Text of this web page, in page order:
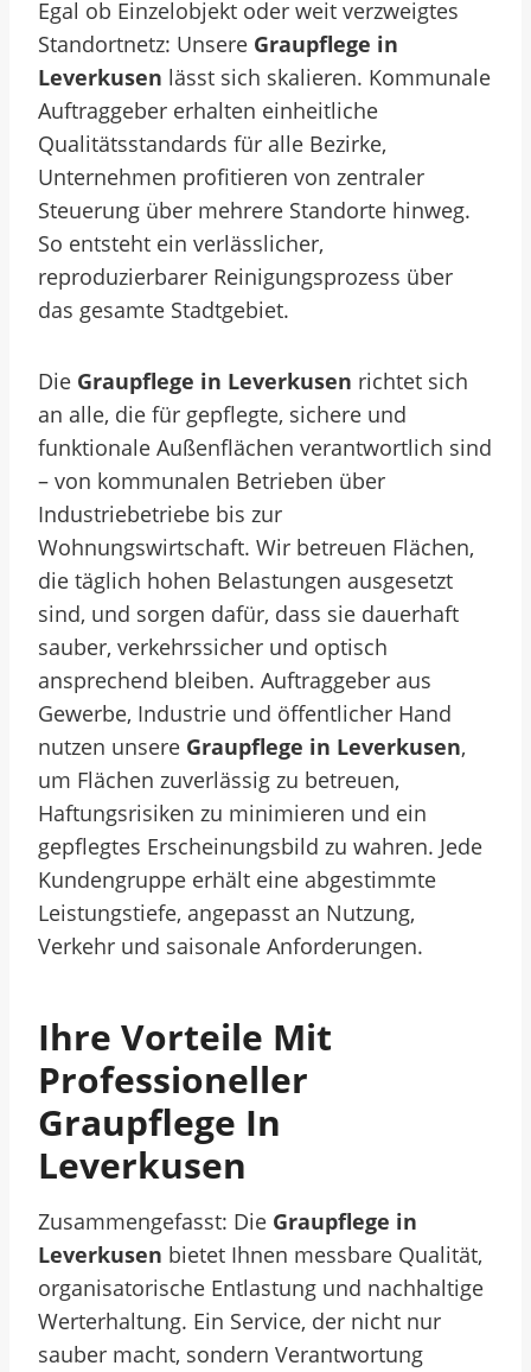
Egal ob Einzelobjekt oder weit verzweigtes
Standortnetz: Unsere Graupflege in
Leverkusen lässt sich skalieren. Kommunale
Auftraggeber erhalten einheitliche
Qualitätsstandards für alle Bezirke,
Unternehmen profitieren von zentraler
Steuerung über mehrere Standorte hinweg.
So entsteht ein verlässlicher,
reproduzierbarer Reinigungsprozess über
das gesamte Stadtgebiet.
Die Graupflege in Leverkusen richtet sich
an alle, die für gepflegte, sichere und
funktionale Außenflächen verantwortlich sind
– von kommunalen Betrieben über
Industriebetriebe bis zur
Wohnungswirtschaft. Wir betreuen Flächen,
die täglich hohen Belastungen ausgesetzt
sind, und sorgen dafür, dass sie dauerhaft
sauber, verkehrssicher und optisch
ansprechend bleiben. Auftraggeber aus
Gewerbe, Industrie und öffentlicher Hand
nutzen unsere Graupflege in Leverkusen,
um Flächen zuverlässig zu betreuen,
Haftungsrisiken zu minimieren und ein
gepflegtes Erscheinungsbild zu wahren. Jede
Kundengruppe erhält eine abgestimmte
Leistungstiefe, angepasst an Nutzung,
Verkehr und saisonale Anforderungen.
Ihre Vorteile Mit
Professioneller
Graupflege In
Leverkusen
Zusammengefasst: Die Graupflege in
Leverkusen bietet Ihnen messbare Qualität,
organisatorische Entlastung und nachhaltige
Werterhaltung. Ein Service, der nicht nur
sauber macht, sondern Verantwortung